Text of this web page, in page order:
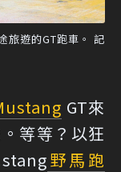
旅遊的GT跑車。 記
GT來
等等？以狂
野馬 跑